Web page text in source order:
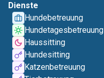
Dienste
Hundebetreuung
Hundetagesbetreuung
Haussitting
Hundesitting
Katzenbetreuung